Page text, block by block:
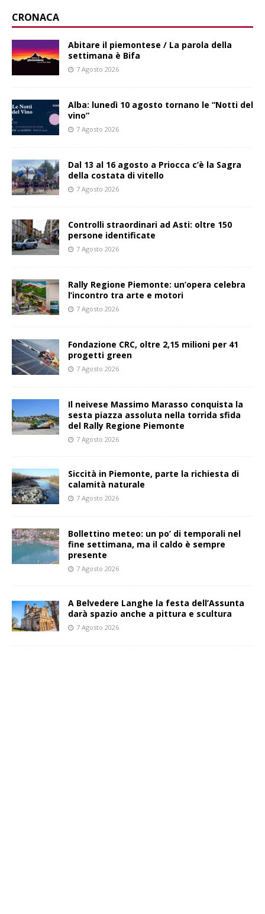
CRONACA
Abitare il piemontese / La parola della
settimana è Bifa
7 Agosto 2026
Alba: lunedì 10 agosto tornano le “Notti del
vino”
7 Agosto 2026
Dal 13 al 16 agosto a Priocca c’è la Sagra
della costata di vitello
7 Agosto 2026
Controlli straordinari ad Asti: oltre 150
persone identificate
7 Agosto 2026
Rally Regione Piemonte: un’opera celebra
l’incontro tra arte e motori
7 Agosto 2026
Fondazione CRC, oltre 2,15 milioni per 41
progetti green
7 Agosto 2026
Il neivese Massimo Marasso conquista la
sesta piazza assoluta nella torrida sfida
del Rally Regione Piemonte
7 Agosto 2026
Siccità in Piemonte, parte la richiesta di
calamità naturale
7 Agosto 2026
Bollettino meteo: un po’ di temporali nel
fine settimana, ma il caldo è sempre
presente
7 Agosto 2026
A Belvedere Langhe la festa dell’Assunta
darà spazio anche a pittura e scultura
7 Agosto 2026